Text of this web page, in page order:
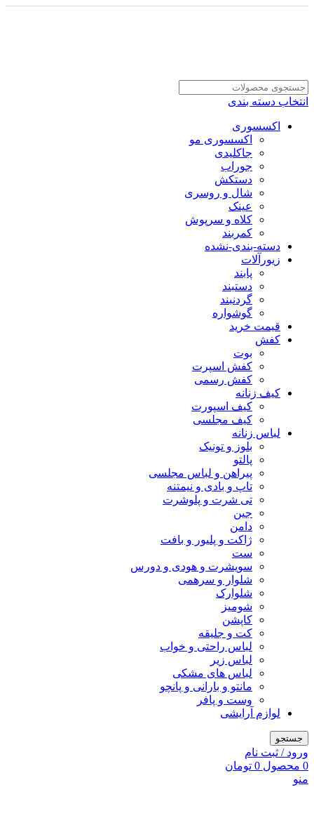
انتخاب دسته بندی
اکسسوری
اکسسوری مو
جاکلیدی
جوراب
دستکش
شال و روسری
عینک
کلاه و سرپوش
کمربند
دسته-بندی-نشده
زیورآلات
پابند
دستبند
گردنبند
گوشواره
قیمت خرید
کفش
بوت
کفش اسپرت
کفش رسمی
کیف زنانه
کیف اسپورت
کیف مجلسی
لباس زنانه
بلوز و تونیک
پالتو
پیراهن و لباس مجلسی
تاپ و بادی و نیمتنه
تی شرت و پلوشرت
جین
دامن
ژاکت و پلیور و بافت
ست
سویشرت و هودی و دورس
شلوار و سرهمی
شلوارک
شومیز
کاپشن
کت و جلیقه
لباس راحتی و خواب
لباس زیر
لباس های مشکی
مانتو و بارانی و پانچو
وست و پافر
لوازم آرایشی
جستجو
ورود / ثبت نام
0 محصول 0 تومان
منو